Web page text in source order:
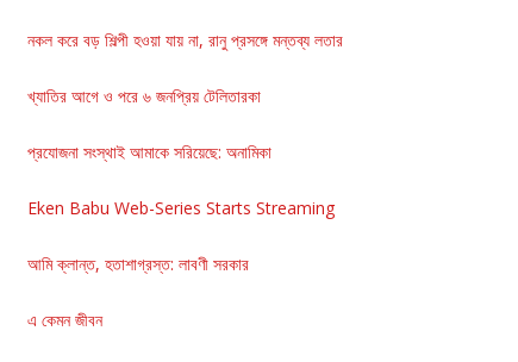
নকল করে বড় শিল্পী হওয়া যায় না, রানু প্রসঙ্গে মন্তব্য লতার
খ্যাতির আগে ও পরে ৬ জনপ্রিয় টেলিতারকা
প্রযোজনা সংস্থাই আমাকে সরিয়েছে: অনামিকা
Eken Babu Web-Series Starts Streaming
আমি ক্লান্ত, হতাশাগ্রস্ত: লাবণী সরকার
এ কেমন জীবন